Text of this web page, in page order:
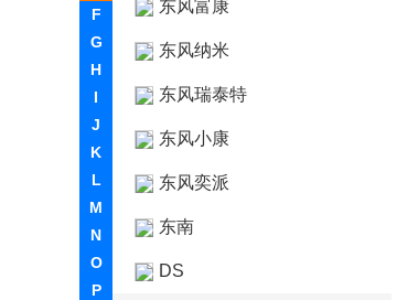
F
G
H
I
J
K
L
M
N
O
P
东风富康
东风纳米
东风瑞泰特
东风小康
东风奕派
东南
DS